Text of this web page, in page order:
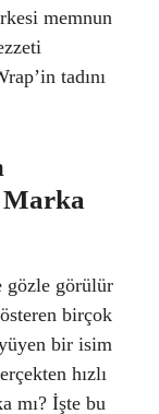
memnun
tadını
Marka
gözle görülür
birçok
bir isim
hızlı
mı? İşte bu